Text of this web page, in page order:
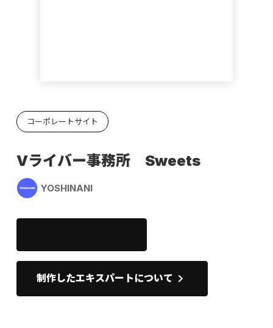
コーポレートサイト
Vライバー事務所 Sweets
YOSHINANI
制作したエキスパートについて keyboard_arrow_right